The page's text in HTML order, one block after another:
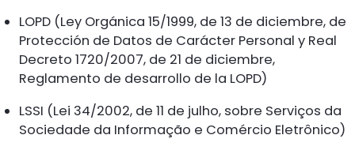
LOPD (Ley Orgánica 15/1999, de 13 de diciembre, de
Protección de Datos de Carácter Personal y Real
Decreto 1720/2007, de 21 de diciembre,
Reglamento de desarrollo de la LOPD)
LSSI (Lei 34/2002, de 11 de julho, sobre Serviços da
Sociedade da Informação e Comércio Eletrônico)